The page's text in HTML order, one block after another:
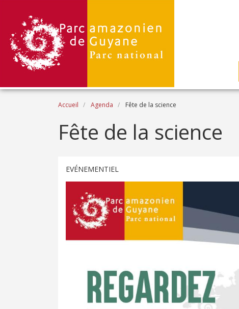
Fil d'Ariane
Accueil Agenda Fête de la science
Fête de la science
EVÉNEMENTIEL